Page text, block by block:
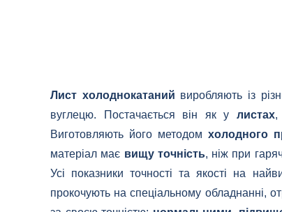
Лист холоднокатаний виробляють із
вуглецю. Постачається він як улистах,
Виготовляють його методомхолодного
матеріал має вищу точність, ніж при
Усі показники точності та якості на
прокочують на спеціальному обладнанні,